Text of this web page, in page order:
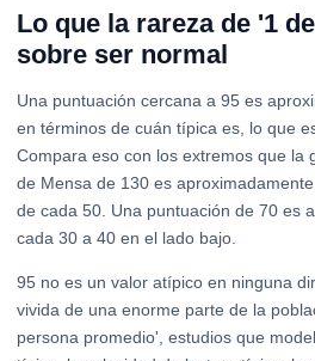
Lo que la rareza de '1
sobre ser normal
Una puntuación cercana a 95 es
en términos de cuán típica es, lo que
Compara eso con los extremos que la
de Mensa de 130 es
de cada 50. Una puntuación de 70 es
cada 30 a 40 en el lado bajo.
95 no es un valor atípico en ninguna
vivida de una enorme parte de la
persona promedio', estudios que